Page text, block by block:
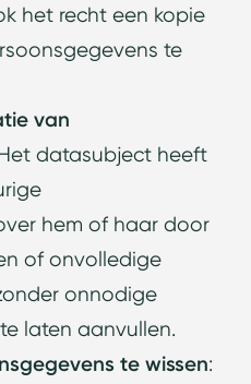
het recht een kopie
te
van
datasubject heeft
hem of haar door
of onvolledige
onnodige
laten aanvullen.
te wissen: